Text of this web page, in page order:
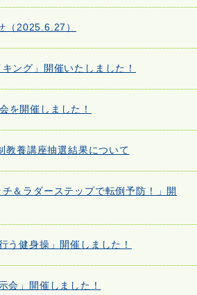
（2025.6.27）
ング」開催いたしました！
開催しました！
養講座抽選結果について
＆ラダーステップで転倒予防！」開
う健身操」開催しました！
会」開催しました！